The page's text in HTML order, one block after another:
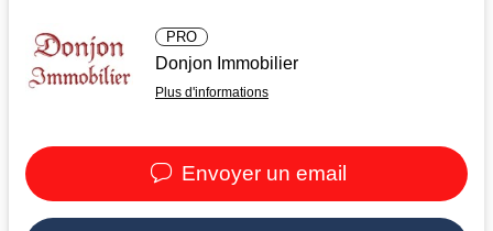
PRO
Donjon Immobilier
Plus d'informations
Envoyer un email